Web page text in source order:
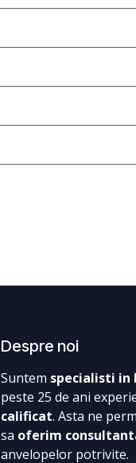
Despre noi
Suntem specialisti in
peste 25 de ani
calificat. Asta ne
sa oferim
anvelopelor potrivite.